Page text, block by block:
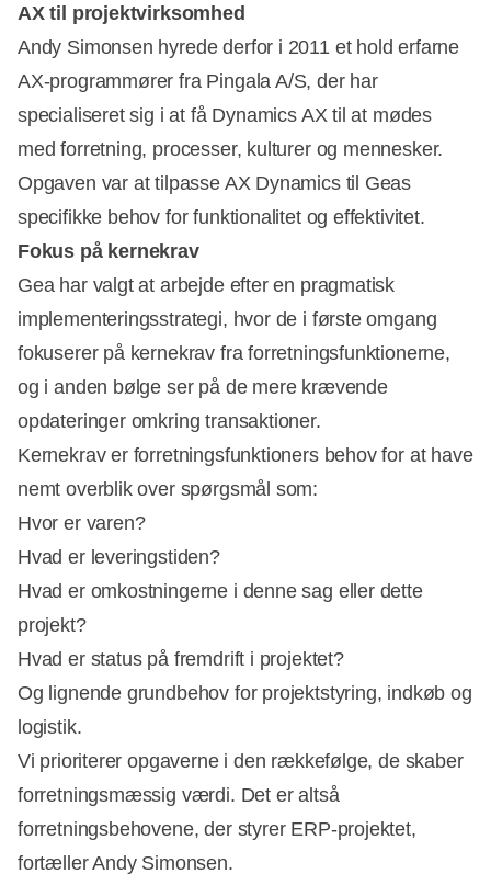
AX til projektvirksomhed
Andy Simonsen hyrede derfor i 2011 et hold erfarne
AX-programmører fra Pingala A/S, der har
specialiseret sig i at få Dynamics AX til at mødes
med forretning, processer, kulturer og mennesker.
Opgaven var at tilpasse AX Dynamics til Geas
specifikke behov for funktionalitet og effektivitet.
Fokus på kernekrav
Gea har valgt at arbejde efter en pragmatisk
implementeringsstrategi, hvor de i første omgang
fokuserer på kernekrav fra forretningsfunktionerne,
og i anden bølge ser på de mere krævende
opdateringer omkring transaktioner.
Kernekrav er forretningsfunktioners behov for at have
nemt overblik over spørgsmål som:
Hvor er varen?
Hvad er leveringstiden?
Hvad er omkostningerne i denne sag eller dette
projekt?
Hvad er status på fremdrift i projektet?
Og lignende grundbehov for projektstyring, indkøb og
logistik.
Vi prioriterer opgaverne i den rækkefølge, de skaber
forretningsmæssig værdi. Det er altså
forretningsbehovene, der styrer ERP-projektet,
fortæller Andy Simonsen.